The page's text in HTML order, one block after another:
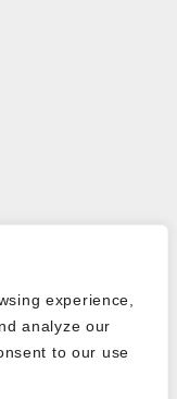
experience,
analyze our
to our use